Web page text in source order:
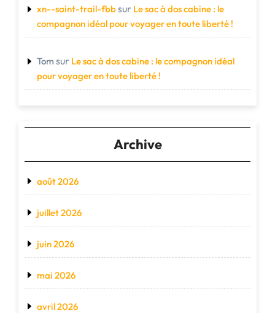
xn--saint-trail-fbbsur Le sac à dos cabine : le
compagnon idéal pour voyager en toute liberté !
Tom sur Le sac à dos cabine : le compagnon idéal
pour voyager en toute liberté !
Archive
août 2026
juillet 2026
juin 2026
mai 2026
avril 2026